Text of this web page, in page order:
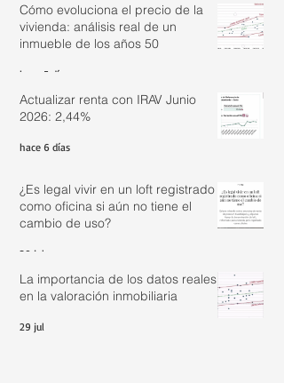
Cómo evoluciona el precio de la
vivienda: análisis real de un
inmueble de los años 50
hace 5 días
Actualizar renta con IRAV Junio
2026: 2,44%
hace 6 días
¿Es legal vivir en un loft registrado
como oficina si aún no tiene el
cambio de uso?
30 jul
La importancia de los datos reales
en la valoración inmobiliaria
29 jul